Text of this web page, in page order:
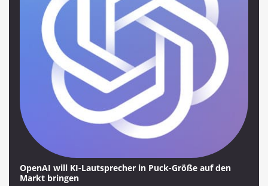
OpenAI will KI-Lautsprecher in Puck-Größe auf den
Markt bringen